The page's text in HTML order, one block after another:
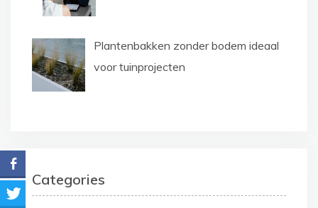
Plantenbakken zonder bodem ideaal
voor tuinprojecten
Categories